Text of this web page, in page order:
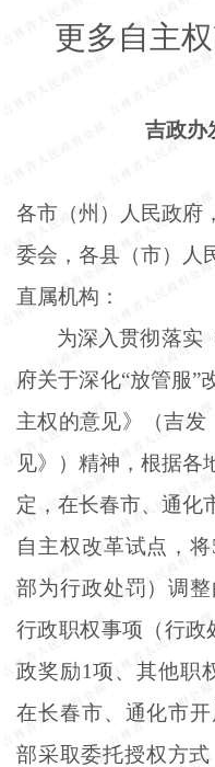
更多自主
吉政办
各市（州）人民政府
委会，各县（市）人
直属机构：
为深入贯彻落实
府关于深化“放管服”
主权的意见》（吉发
见》）精神，根据各
定，在长春市、通化
自主权改革试点，
部为行政处罚）调
行政职权事项（行政
政奖励1项、其他职
在长春市、通化市
部采取委托授权方式